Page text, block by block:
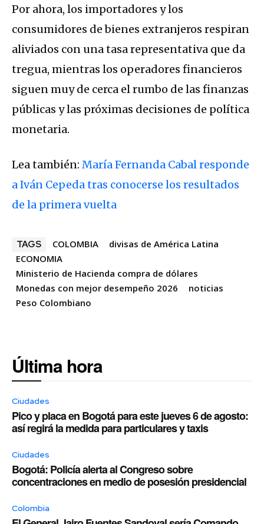
Por ahora, los importadores y los
consumidores de bienes extranjeros respiran
aliviados con una tasa representativa que da
tregua, mientras los operadores financieros
siguen muy de cerca el rumbo de las finanzas
públicas y las próximas decisiones de política
monetaria.
Lea también: María Fernanda Cabal responde
a Iván Cepeda tras conocerse los resultados
de la primera vuelta
TAGS COLOMBIA
divisas de América Latina
ECONOMIA
Ministerio de Hacienda compra de dólares
Monedas con mejor desempeño 2026
noticias
Peso Colombiano
Última hora
Ciudades
Pico y placa en Bogotá para este jueves 6 de agosto:
así regirá la medida para particulares y taxis
Ciudades
Bogotá: Policía alerta al Congreso sobre
concentraciones en medio de posesión presidencial
Colombia